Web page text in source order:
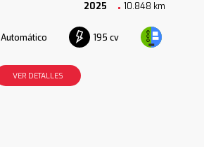
2025 10.848 km
Automático 195 cv
VER DETALLES